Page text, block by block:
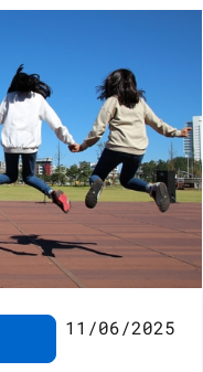
11/06/2025